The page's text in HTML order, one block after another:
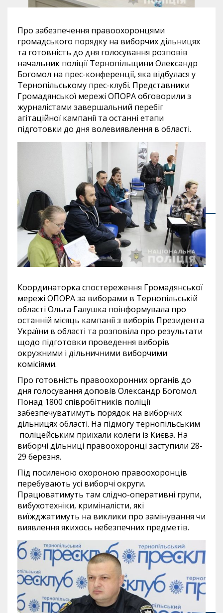
Про забезпечення правоохоронцями
громадського порядку на виборчих дільницях
та готовність до дня голосування розповів
начальник поліції Тернопільщини Олександр
Богомол на прес-конференції, яка відбулася у
Тернопільському прес-клубі. Представники
Громадянської мережі ОПОРА обговорили з
журналістами завершальний перебіг
агітаційної кампанії та останні етапи
підготовки до дня волевиявлення в області.
Координаторка спостереження Громадянської
мережі ОПОРА за виборами в Тернопільській
області Ольга Галушка поінформувала про
останній місяць кампанії з виборів Президента
України в області та розповіла про результати
щодо підготовки проведення виборів
окружними і дільничними виборчими
комісіями.
Про готовність правоохоронних органів до
дня голосування доповів Олександр Богомол.
Понад 1800 співробітників поліції
забезпечуватимуть порядок на виборчих
дільницях області. На підмогу тернопільським
поліцейським приїхали колеги із Києва. На
виборчі дільниці правоохоронці заступили 28-
29 березня.
Під посиленою охороною правоохоронців
перебувають усі виборчі округи.
Працюватимуть там слідчо-оперативні групи,
вибухотехніки, криміналісти, які
виїжджатимуть на виклики про замінування чи
виявлення якихось небезпечних предметів.